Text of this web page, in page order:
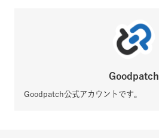
Goodpatch
Goodpatch公式アカウントです。